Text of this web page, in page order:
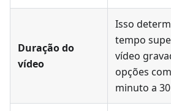
Duração do
vídeo
Isso
tempo
vídeo
opções
minuto a